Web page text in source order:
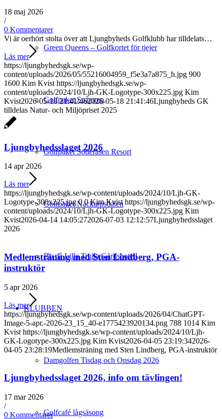
Green Queens – Golfkortet för tjejer
Golfpaket Spången
Golfpaket Söderåsen Resort
Golfpaket Nackarpsdalen
Bo på Lilla Trulla Gårdshotell
KLUBBEN
Damgolfen Tisdag och Onsdag 2026
Golfcafé lågsäsong
18 maj 2026
/
0 Kommentarer
Vi är oerhört stolta över att Ljungbyheds Golfklubb har tilldelats…
Läs mer
https://ljungbyhedsgk.se/wp-
content/uploads/2026/05/55216004959_f5e3a7a875_h.jpg 900
1600 Kim Kvist https://ljungbyhedsgk.se/wp-
content/uploads/2024/10/Ljh-GK-Logotype-300x225.jpg Kim
Kvist2026-05-18 21:41:462026-05-18 21:41:46Ljungbyheds GK
tilldelas Natur- och Miljöpriset 2025
Ljungbyhedsslaget 2026
14 apr 2026
Läs mer
https://ljungbyhedsgk.se/wp-content/uploads/2024/10/Ljh-GK-
Logotype-300x225.jpg 0 0 Kim Kvist https://ljungbyhedsgk.se/wp-
content/uploads/2024/10/Ljh-GK-Logotype-300x225.jpg Kim
Kvist2026-04-14 14:05:272026-07-03 12:12:57Ljungbyhedsslaget
2026
Medlemsträning med Sten Lindberg, PGA-
instruktör
5 apr 2026
Läs mer
https://ljungbyhedsgk.se/wp-content/uploads/2026/04/ChatGPT-
Image-5-apr.-2026-23_15_40-e1775423920134.png 788 1014 Kim
Kvist https://ljungbyhedsgk.se/wp-content/uploads/2024/10/Ljh-
GK-Logotype-300x225.jpg Kim Kvist2026-04-05 23:19:342026-
04-05 23:28:19Medlemsträning med Sten Lindberg, PGA-instruktör
Ljungbyhedsslaget 2026, info om tävlingen!
17 mar 2026
/
0 Kommentarer